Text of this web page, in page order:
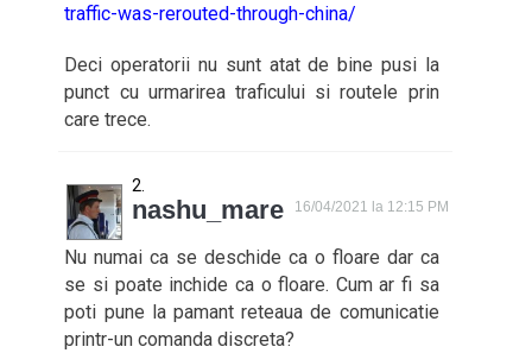
traffic-was-rerouted-through-china/
Deci operatorii nu sunt atat de bine pusi la
punct cu urmarirea traficului si routele prin
care trece.
nashu_mare 16/04/2021 la 12:15 PM
Nu numai ca se deschide ca o floare dar ca
se si poate inchide ca o floare. Cum ar fi sa
poti pune la pamant reteaua de comunicatie
printr-un comanda discreta?